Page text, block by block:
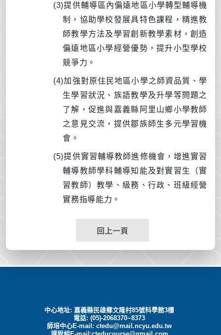
(3)提供輔導區內偏遠地區小學轉型輔導機
制，協助學校發展具特色課程，精進教
師教學方法及學習創新教學素材，創造
偏遠地區小學經營優勢，提升小型學校
競爭力。
(4)加強對原住民地區小學之師資品質、學
生學習狀況、族語教學及升學等問題之
了解，促進與嘉義縣阿里山鄉小學教師
之意見交流，提供鄒族師生多元學習機
會。
(5)提供實習輔導教師進修機會，增進實習
輔導教師學科輔導知能及對實習生（實
習教師）教學、級務、行政、班級經營
實務指導能力。
回上一頁
中心地址: 嘉義縣民雄鄉文隆村85號科學館3樓
電話: (05)-2068370~8373
師培中心E-mail:ctedu@mail.ncyu.edu.tw